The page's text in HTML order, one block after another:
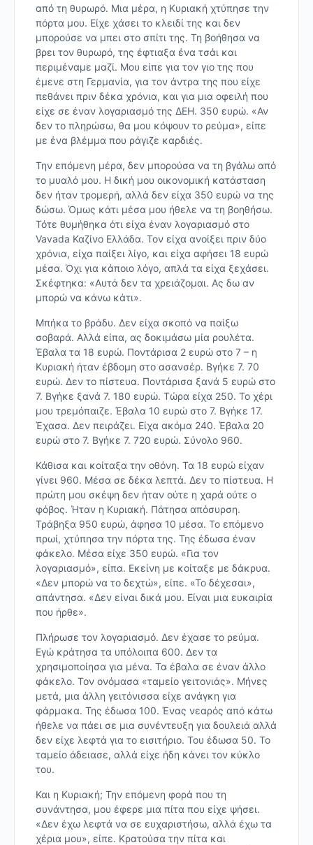
από τη θυρωρό. Μια μέρα, η Κυριακή χτύπησε την
πόρτα μου. Είχε χάσει το κλειδί της και δεν
μπορούσε να μπει στο σπίτι της. Τη βοήθησα να
βρει τον θυρωρό, της έφτιαξα ένα τσάι και
περιμέναμε μαζί. Μου είπε για τον γιο της που
έμενε στη Γερμανία, για τον άντρα της που είχε
πεθάνει πριν δέκα χρόνια, και για μια οφειλή που
είχε σε έναν λογαριασμό της ΔΕΗ. 350 ευρώ. «Αν
δεν το πληρώσω, θα μου κόψουν το ρεύμα», είπε
με ένα βλέμμα που ράγιζε καρδιές.
Την επόμενη μέρα, δεν μπορούσα να τη βγάλω από
το μυαλό μου. Η δική μου οικονομική κατάσταση
δεν ήταν τρομερή, αλλά δεν είχα 350 ευρώ να της
δώσω. Όμως κάτι μέσα μου ήθελε να τη βοηθήσω.
Τότε θυμήθηκα ότι είχα έναν λογαριασμό στο
Vavada Καζίνο Ελλάδα. Τον είχα ανοίξει πριν δύο
χρόνια, είχα παίξει λίγο, και είχα αφήσει 18 ευρώ
μέσα. Όχι για κάποιο λόγο, απλά τα είχα ξεχάσει.
Σκέφτηκα: «Αυτά δεν τα χρειάζομαι. Ας δω αν
μπορώ να κάνω κάτι».
Μπήκα το βράδυ. Δεν είχα σκοπό να παίξω
σοβαρά. Αλλά είπα, ας δοκιμάσω μία ρουλέτα.
Έβαλα τα 18 ευρώ. Ποντάρισα 2 ευρώ στο 7 – η
Κυριακή ήταν έβδομη στο ασανσέρ. Βγήκε 7. 70
ευρώ. Δεν το πίστευα. Ποντάρισα ξανά 5 ευρώ στο
7. Βγήκε ξανά 7. 180 ευρώ. Τώρα είχα 250. Το χέρι
μου τρεμόπαιζε. Έβαλα 10 ευρώ στο 7. Βγήκε 17.
Έχασα. Δεν πειράζει. Είχα ακόμα 240. Έβαλα 20
ευρώ στο 7. Βγήκε 7. 720 ευρώ. Σύνολο 960.
Κάθισα και κοίταξα την οθόνη. Τα 18 ευρώ είχαν
γίνει 960. Μέσα σε δέκα λεπτά. Δεν το πίστευα. Η
πρώτη μου σκέψη δεν ήταν ούτε η χαρά ούτε ο
φόβος. Ήταν η Κυριακή. Πάτησα απόσυρση.
Τράβηξα 950 ευρώ, άφησα 10 μέσα. Το επόμενο
πρωί, χτύπησα την πόρτα της. Της έδωσα έναν
φάκελο. Μέσα είχε 350 ευρώ. «Για τον
λογαριασμό», είπα. Εκείνη με κοίταξε με δάκρυα.
«Δεν μπορώ να το δεχτώ», είπε. «Το δέχεσαι»,
απάντησα. «Δεν είναι δικά μου. Είναι μια ευκαιρία
που ήρθε».
Πλήρωσε τον λογαριασμό. Δεν έχασε το ρεύμα.
Εγώ κράτησα τα υπόλοιπα 600. Δεν τα
χρησιμοποίησα για μένα. Τα έβαλα σε έναν άλλο
φάκελο. Τον ονόμασα «ταμείο γειτονιάς». Μήνες
μετά, μια άλλη γειτόνισσα είχε ανάγκη για
φάρμακα. Της έδωσα 100. Ένας νεαρός από κάτω
ήθελε να πάει σε μια συνέντευξη για δουλειά αλλά
δεν είχε λεφτά για το εισιτήριο. Του έδωσα 50. Το
ταμείο άδειασε, αλλά είχε ήδη κάνει τον κύκλο
του.
Και η Κυριακή; Την επόμενη φορά που τη
συνάντησα, μου έφερε μια πίτα που είχε ψήσει.
«Δεν έχω λεφτά να σε ευχαριστήσω, αλλά έχω τα
χέρια μου», είπε. Κρατούσα την πίτα και